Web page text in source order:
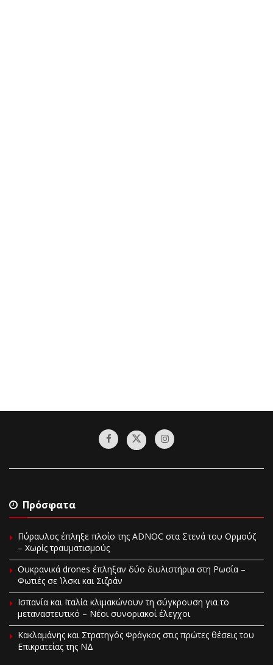
Πρόσφατα
Πύραυλος έπληξε πλοίο της ADNOC στα Στενά του Ορμούζ
– Χωρίς τραυματισμούς
Ουκρανικά drones έπληξαν δύο διυλιστήρια στη Ρωσία –
Φωτιές σε Ίλσκι και Σιζράν
Ισπανία και Ιταλία κλιμακώνουν τη σύγκρουση για το
μεταναστευτικό – Νέοι συνοριακοί έλεγχοι
Κακλαμάνης και Στρατηγός Φράγκος στις πρώτες θέσεις του
Επικρατείας της ΝΔ